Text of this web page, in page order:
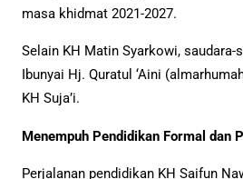
masa khidmat 2021-2027.
Selain KH Matin Syarkowi, saudara-
Ibunyai Hj. Quratul ‘Aini
KH Suja’i.
Menempuh Pendidikan Formal dan
Perjalanan pendidikan KH Saifun